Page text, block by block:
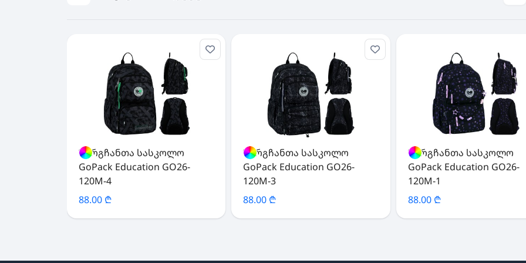
ზურგჩანთა სასკოლო
GoPack Education GO26-
120M-4
88.00 ₾
ზურგჩანთა სასკოლო
GoPack Education GO26-
120M-3
88.00 ₾
ზურგჩანთა სასკოლო
GoPack Education GO26-
120M-1
88.00 ₾